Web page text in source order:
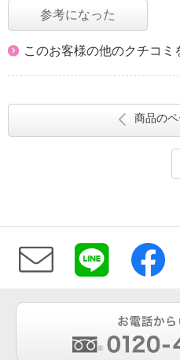
参考になった
このお客様の他のクチコミ
商品の